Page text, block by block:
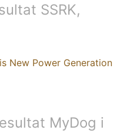
SSRK,
New Power Generation
MyDog i